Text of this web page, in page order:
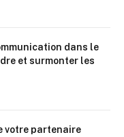
dans le
et surmonter les
votre partenaire